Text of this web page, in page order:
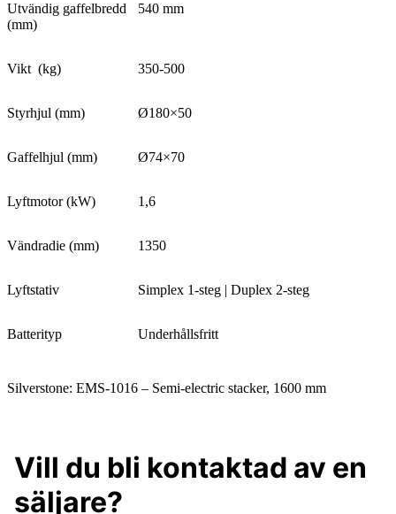
Utvändig gaffelbredd
(mm)
540 mm
Vikt (kg) 350-500
Styrhjul (mm) Ø180×50
Gaffelhjul (mm) Ø74×70
Lyftmotor (kW) 1,6
Vändradie (mm) 1350
Lyftstativ Simplex 1-steg | Duplex 2-steg
Batterityp Underhållsfritt
Silverstone: EMS-1016 – Semi-electric stacker, 1600 mm